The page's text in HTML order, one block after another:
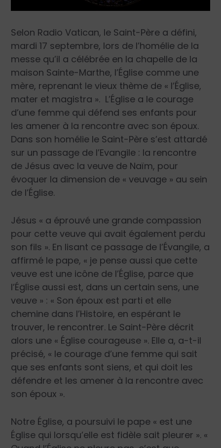
Selon Radio Vatican, le Saint-Père a défini,
mardi 17 septembre, lors de l’homélie de la
messe qu’il a célébrée en la chapelle de la
maison Sainte-Marthe, l’Église comme une
mère, reprenant le vieux thème de « l’Église,
mater et magistra ». L’Église a le courage
d’une femme qui défend ses enfants pour
les amener à la rencontre avec son époux.
Dans son homélie le Saint-Père s’est attardé
sur un passage de l’Evangile : la rencontre
de Jésus avec la veuve de Naïm, pour
évoquer la dimension de « veuvage » au sein
de l’Église.
Jésus « a éprouvé une grande compassion
pour cette veuve qui avait également perdu
son fils ». En lisant ce passage de l’Évangile, a
affirmé le pape, « je pense aussi que cette
veuve est une icône de l’Église, parce que
l’Église aussi est, dans un certain sens, une
veuve » : « Son époux est parti et elle
chemine dans l’Histoire, en espérant le
trouver, le rencontrer. Le Saint-Père décrit
alors une « Église courageuse ». Elle a, a-t-il
précisé, « le courage d’une femme qui sait
que ses enfants sont siens, et qui doit les
défendre et les amener à la rencontre avec
son époux ».
Notre Église, a poursuivi le pape « est une
Église qui lorsqu’elle est fidèle sait pleurer ». «